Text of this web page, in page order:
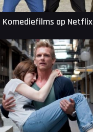
Komediefilms op Netflix